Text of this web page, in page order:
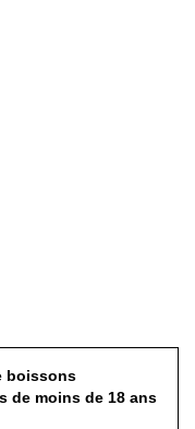
boissons
de moins de 18 ans